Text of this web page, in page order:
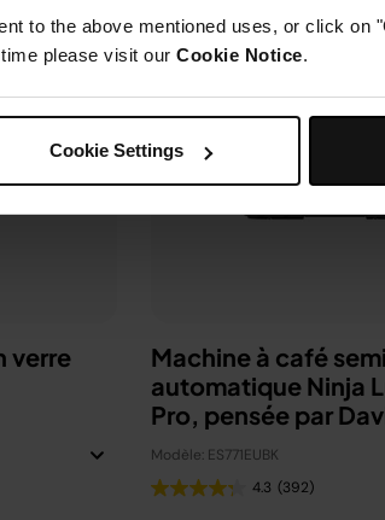
to the above mentioned uses, or click on
please visit our Cookie Notice.
Cookie Settings
verre
Machine à café
automatique Ninja
Pro, pensée par
Beckham
Modèle: ES771EUBK
4.3 (392)